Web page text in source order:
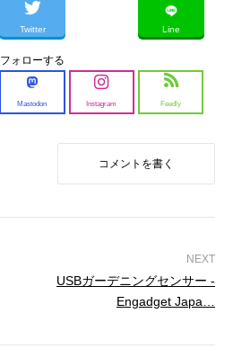
Twitter Line
フォローする
Mastodon Instagram Feedly
コメントを書く
USBガーデニングセンサー -
Engadget Japa…